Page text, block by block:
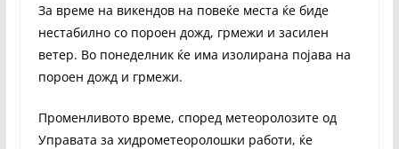
За време на викендов на повеќе места ќе биде
нестабилно со пороен дожд, грмежи и засилен
ветер. Во понеделник ќе има изолирана појава на
пороен дожд и грмежи.
Променливото време, според метеоролозите од
Управата за хидрометеоролошки работи, ќе